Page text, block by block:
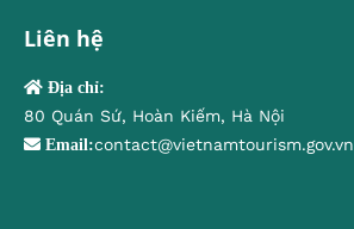
Liên hệ
Địa chỉ:
80 Quán Sứ, Hoàn Kiếm, Hà Nội
Email:contact@vietnamtourism.gov.vn